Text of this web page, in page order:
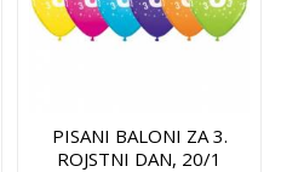
PISANI BALONI ZA 3.
ROJSTNI DAN, 20/1